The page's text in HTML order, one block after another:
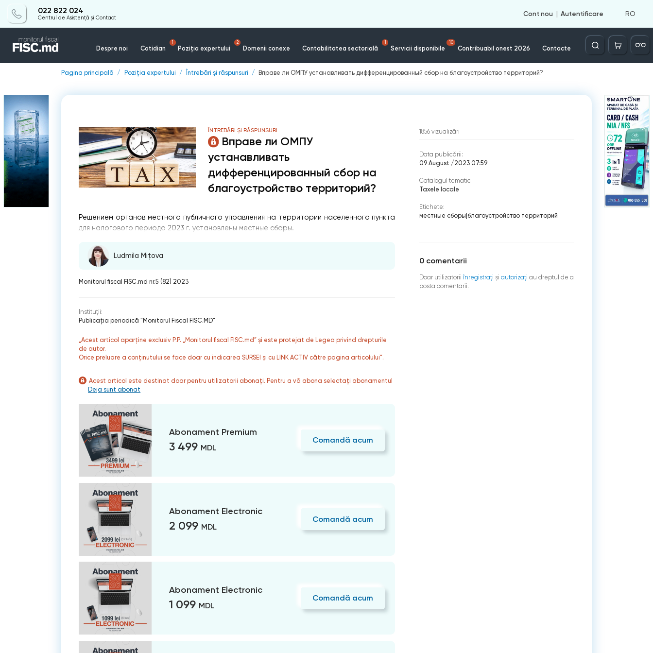
022 822 024
Centrul de Asistență și Contact
Cont nou Autentificare RO
Despre noi Cotidian
1
Poziția expertului
2
Domenii conexe Contabilitatea sectorială
1
Servicii disponibile
10
Contribuabil onest 2026 Contacte
Căutare
Pagina principală Poziția expertului Întrebări și răspunsuri Вправе ли ОМПУ устанавливать дифференцированный сбор на благоустройство территорий?
ÎNTREBĂRI ȘI RĂSPUNSURI
Вправе ли ОМПУ
устанавливать
дифференцированный сбор на
благоустройство территорий?
Решением органов местного публичного управления на территории населенного пункта
для налогового периода 2023 г. установлены местные сборы.
Ludmila Mițova
Monitorul fiscal FISC.md nr.5 (82) 2023
Instituții:
Publicaţia periodică "Monitorul Fiscal FISC.MD"
„Acest articol aparține exclusiv P.P. „Monitorul fiscal FISC.md” și este protejat de Legea privind drepturile
de autor.
Orice preluare a conținutului se face doar cu indicarea SURSEI și cu LINK ACTIV către pagina articolului”.
Acest articol este destinat doar pentru utilizatorii abonați. Pentru a vă abona selectați abonamentul
Deja sunt abonat
Abonament Premium
3 499 MDL
Comandă acum
Abonament Electronic
2 099 MDL
Comandă acum
Abonament Electronic
1 099 MDL
Comandă acum
1856 vizualizări
Data publicării:
09 August /2023 07:59
Catalogul tematic
Taxele locale
Etichete:
местные сборы благоустройство территорий
0 comentarii
Doar utilizatorii înregistraţi şi autorizați au dreptul de a
posta comentarii.